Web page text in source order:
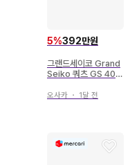
5%392만원
그랜드세이코 Grand
Seiko 쿼츠 GS 40m
오사카 ・ 1달 전